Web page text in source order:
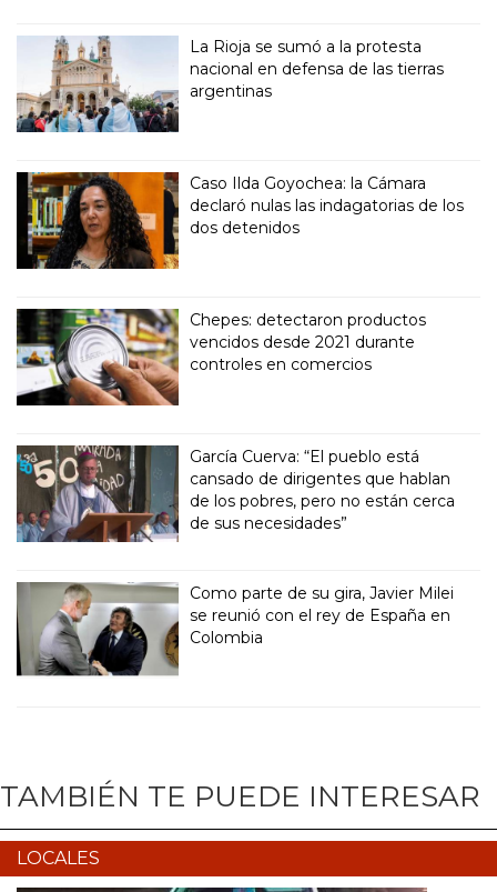
La Rioja se sumó a la protesta
nacional en defensa de las tierras
argentinas
Caso Ilda Goyochea: la Cámara
declaró nulas las indagatorias de los
dos detenidos
Chepes: detectaron productos
vencidos desde 2021 durante
controles en comercios
García Cuerva: “El pueblo está
cansado de dirigentes que hablan
de los pobres, pero no están cerca
de sus necesidades”
Como parte de su gira, Javier Milei
se reunió con el rey de España en
Colombia
TAMBIÉN TE PUEDE INTERESAR
LOCALES